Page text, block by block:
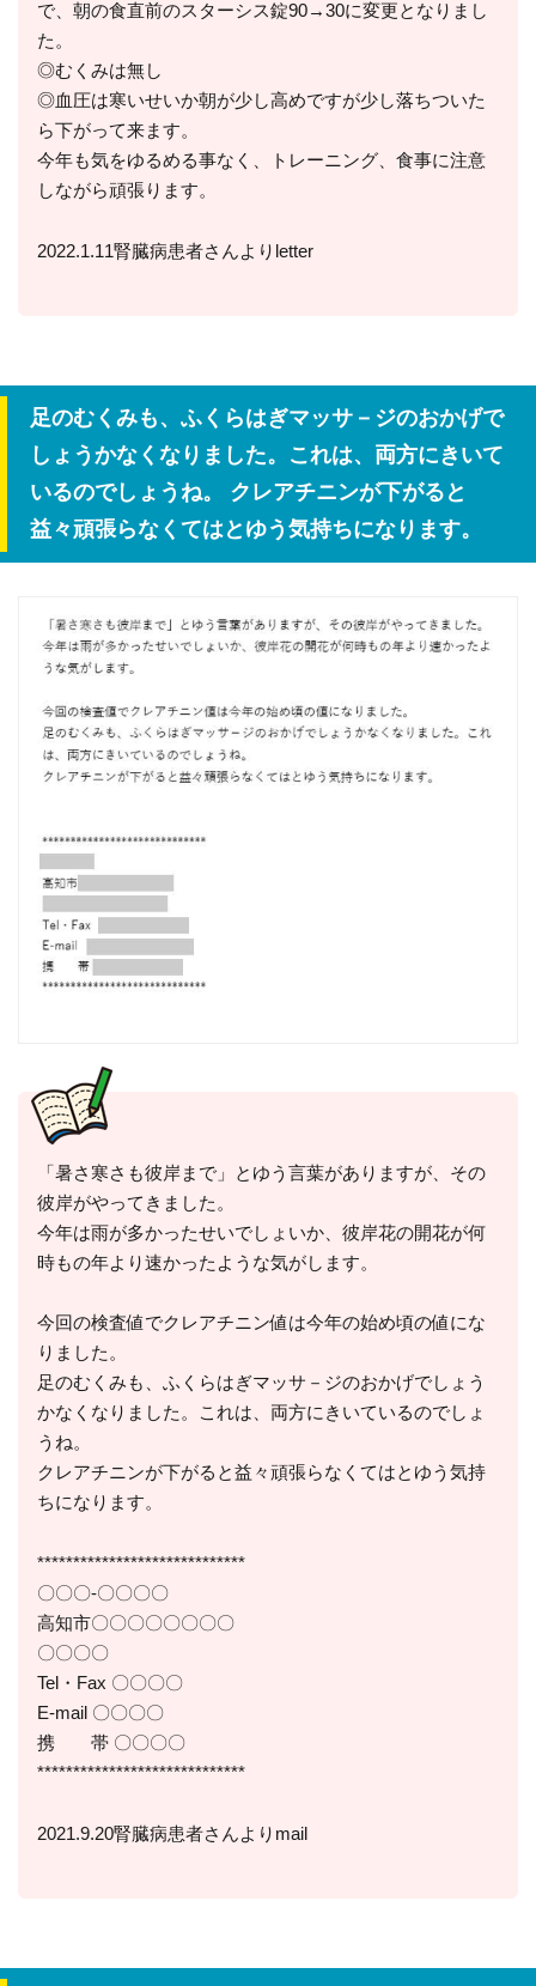
で、朝の食直前のスターシス錠90→30に変更となりまし
た。
◎むくみは無し
◎血圧は寒いせいか朝が少し高めですが少し落ちついた
ら下がって来ます。
今年も気をゆるめる事なく、トレーニング、食事に注意
しながら頑張ります。
2022.1.11腎臓病患者さんよりletter
足のむくみも、ふくらはぎマッサ－ジのおかげで
しょうかなくなりました。これは、両方にきいて
いるのでしょうね。 クレアチニンが下がると
益々頑張らなくてはとゆう気持ちになります。
「暑さ寒さも彼岸まで」とゆう言葉がありますが、その
彼岸がやってきました。
今年は雨が多かったせいでしょいか、彼岸花の開花が何
時もの年より速かったような気がします。
今回の検査値でクレアチニン値は今年の始め頃の値にな
りました。
足のむくみも、ふくらはぎマッサ－ジのおかげでしょう
かなくなりました。これは、両方にきいているのでしょ
うね。
クレアチニンが下がると益々頑張らなくてはとゆう気持
ちになります。
*****************************
〇〇〇-〇〇〇〇
高知市〇〇〇〇〇〇〇〇
〇〇〇〇
Tel・Fax 〇〇〇〇
E-mail 〇〇〇〇
携 帯 〇〇〇〇
*****************************
2021.9.20腎臓病患者さんよりmail